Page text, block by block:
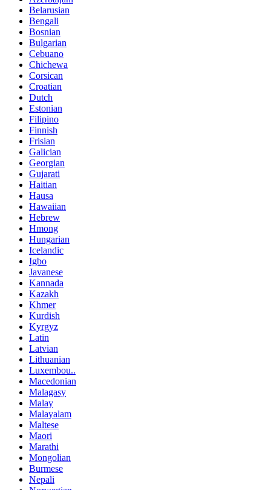
Belarusian
Bengali
Bosnian
Bulgarian
Cebuano
Chichewa
Corsican
Croatian
Dutch
Estonian
Filipino
Finnish
Frisian
Galician
Georgian
Gujarati
Haitian
Hausa
Hawaiian
Hebrew
Hmong
Hungarian
Icelandic
Igbo
Javanese
Kannada
Kazakh
Khmer
Kurdish
Kyrgyz
Latin
Latvian
Lithuanian
Luxembou..
Macedonian
Malagasy
Malay
Malayalam
Maltese
Maori
Marathi
Mongolian
Burmese
Nepali